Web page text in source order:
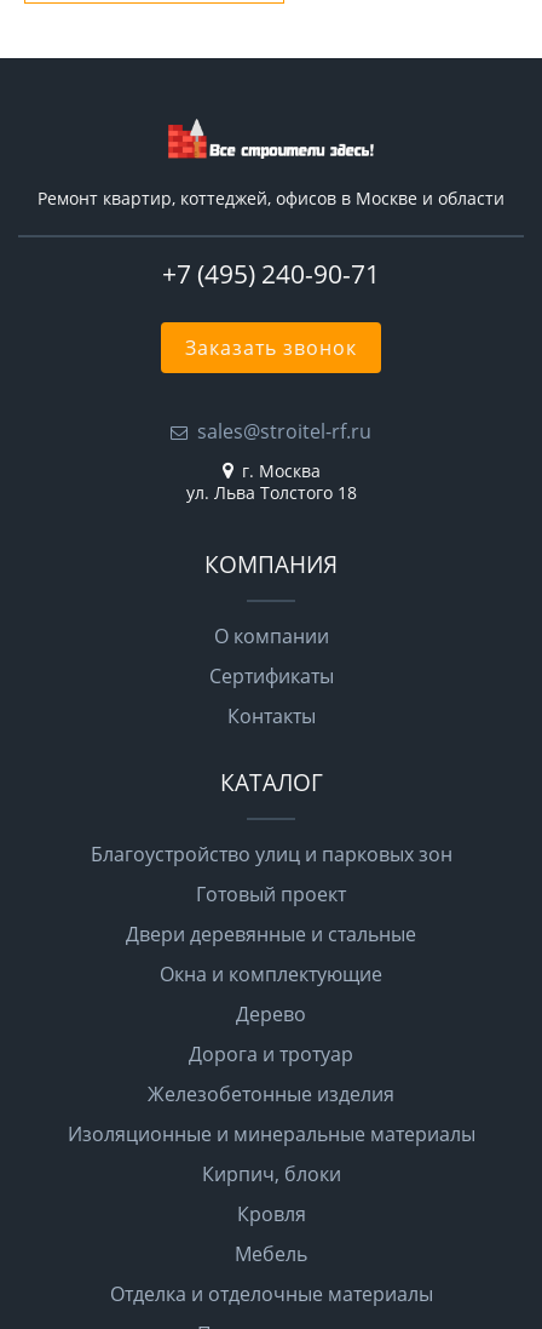
Ремонт квартир, коттеджей, офисов в Москве и области
+7 (495) 240-90-71
Заказать звонок
sales@stroitel-rf.ru
г. Москва
ул. Льва Толстого 18
КОМПАНИЯ
О компании
Сертификаты
Контакты
КАТАЛОГ
Благоустройство улиц и парковых зон
Готовый проект
Двери деревянные и стальные
Окна и комплектующие
Дерево
Дорога и тротуар
Железобетонные изделия
Изоляционные и минеральные материалы
Кирпич, блоки
Кровля
Мебель
Отделка и отделочные материалы